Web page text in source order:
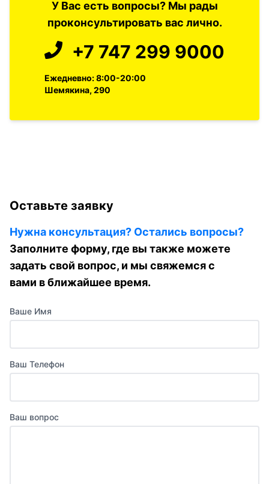
У Вас есть вопросы? Мы рады
проконсультировать вас лично.
+7 747 299 9000
Ежедневно: 8:00-20:00
Шемякина, 290
Оставьте заявку
Нужна консультация? Остались вопросы?
Заполните форму, где вы также можете
задать свой вопрос, и мы свяжемся с
вами в ближайшее время.
Ваше Имя
Ваш Телефон
Ваш вопрос